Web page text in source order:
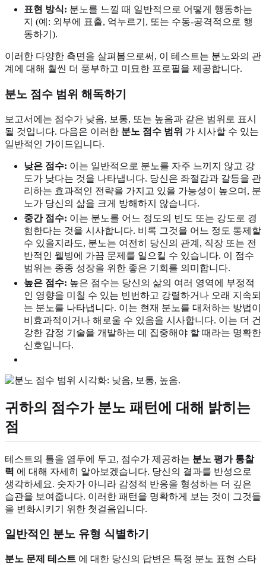
표현 방식: 분노를 느낄 때 일반적으로 어떻게 행동하는
지 (예: 외부에 표출, 억누르기, 또는 수동-공격적으로 행
동하기).
이러한 다양한 측면을 살펴봄으로써, 이 테스트는 분노와의 관
계에 대해 훨씬 더 풍부하고 미묘한 프로필을 제공합니다.
분노 점수 범위 해독하기
보고서에는 점수가 낮음, 보통, 또는 높음과 같은 범위로 표시
될 것입니다. 다음은 이러한 분노 점수 범위 가 시사할 수 있는
일반적인 가이드입니다.
낮은 점수: 이는 일반적으로 분노를 자주 느끼지 않고 강
도가 낮다는 것을 나타냅니다. 당신은 좌절감과 갈등을 관
리하는 효과적인 전략을 가지고 있을 가능성이 높으며, 분
노가 당신의 삶을 크게 방해하지 않습니다.
중간 점수: 이는 분노를 어느 정도의 빈도 또는 강도로 경
험한다는 것을 시사합니다. 비록 그것을 어느 정도 통제할
수 있을지라도, 분노는 여전히 당신의 관계, 직장 또는 전
반적인 웰빙에 가끔 문제를 일으킬 수 있습니다. 이 점수
범위는 종종 성장을 위한 좋은 기회를 의미합니다.
높은 점수: 높은 점수는 당신의 삶의 여러 영역에 부정적
인 영향을 미칠 수 있는 빈번하고 강렬하거나 오래 지속되
는 분노를 나타냅니다. 이는 현재 분노를 대처하는 방법이
비효과적이거나 해로울 수 있음을 시사합니다. 이는 더 건
강한 감정 기술을 개발하는 데 집중해야 할 때라는 명확한
신호입니다.
귀하의 점수가 분노 패턴에 대해 밝히는
점
테스트의 틀을 염두에 두고, 점수가 제공하는 분노 평가 통찰
력 에 대해 자세히 알아보겠습니다. 당신의 결과를 반성으로
생각하세요. 숫자가 아니라 감정적 반응을 형성하는 더 깊은
습관을 보여줍니다. 이러한 패턴을 명확하게 보는 것이 그것들
을 변화시키기 위한 첫걸음입니다.
일반적인 분노 유형 식별하기
분노 문제 테스트 에 대한 당신의 답변은 특정 분노 표현 스타